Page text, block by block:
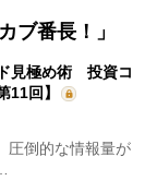
ブ番長！」
見極め術 投資コ
11回】
圧倒的な情報量が